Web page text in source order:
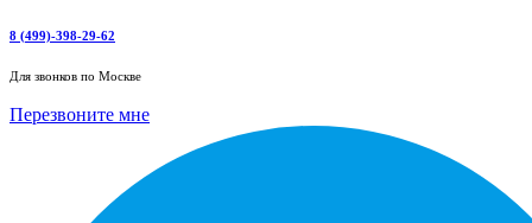
8 (499)-398-29-62
Для звонков по Москве
Перезвоните мне